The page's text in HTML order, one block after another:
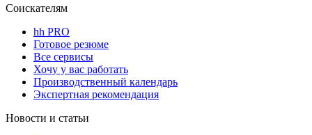
Соискателям
hh PRO
Готовое резюме
Все сервисы
Хочу у вас работать
Производственный календарь
Экспертная рекомендация
Новости и статьи